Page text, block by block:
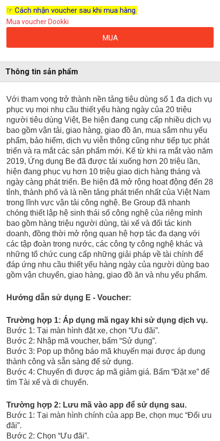
☞ Cách nhận voucher sau khi mua hàng.
Mua voucher Dookki
MUA
Thông tin sản phẩm
Với tham vọng trở thành nền tảng tiêu dùng số 1 đa dịch vụ
phục vụ mọi nhu cầu thiết yếu hàng ngày của 20 triệu
người tiêu dùng Việt, Be hiện đang cung cấp nhiều dịch vụ
bao gồm vận tải, giao hàng, giao đồ ăn, mua sắm nhu yếu
phẩm, bảo hiểm, dịch vụ viễn thông cũng như tiếp tục phát
triển và ra mắt các sản phẩm mới. Kể từ khi ra mắt vào năm
2019, Ứng dụng Be đã được tải xuống hơn 20 triệu lần,
hiện đang phục vụ hơn 10 triệu giao dịch hàng tháng và
ngày càng phát triển. Be hiện đã mở rộng hoạt động đến 28
tỉnh, thành phố và là nền tảng phát triển nhất của Việt Nam
trong lĩnh vực vận tải công nghệ. Be Group đã nhanh
chóng thiết lập hệ sinh thái số công nghệ của riêng mình
bao gồm hàng triệu người dùng, tài xế và đối tác kinh
doanh, đồng thời mở rộng quan hệ hợp tác đa dạng với
các tập đoàn trong nước, các công ty công nghệ khác và
những tổ chức cung cấp những giải pháp về tài chính để
đáp ứng nhu cầu thiết yếu hàng ngày của người dùng bao
gồm vận chuyển, giao hàng, giao đồ ăn và nhu yếu phẩm.
Hướng dẫn sử dụng E - Voucher:
Trường hợp 1: Áp dụng mã ngay khi sử dụng dịch vụ.
Bước 1: Tại màn hình đặt xe, chọn “Ưu đãi”.
Bước 2: Nhập mã voucher, bấm “Sử dụng”.
Bước 3: Pop up thông báo mã khuyến mại được áp dụng
thành công và sẵn sàng để sử dụng.
Bước 4: Chuyến đi được áp mã giảm giá. Bấm “Đặt xe” để
tìm Tài xế và di chuyển.
Trường hợp 2: Lưu mã vào app để sử dụng sau.
Bước 1: Tại màn hình chính của app Be, chọn mục “Đổi ưu
đãi”.
Bước 2: Chọn “Ưu đãi”.